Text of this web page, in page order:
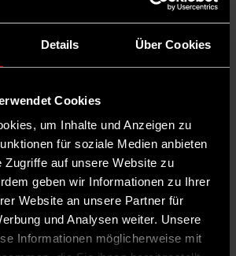
Details Über Cookies
Cookies
um Inhalte und Anzeigen zu
für soziale Medien anbieten
Zugriffe auf unsere Website zu
geben wir Informationen zu Ihrer
Website an unsere Partner für
und Analysen weiter. Unsere
Informationen möglicherweise mit
Dark Mode